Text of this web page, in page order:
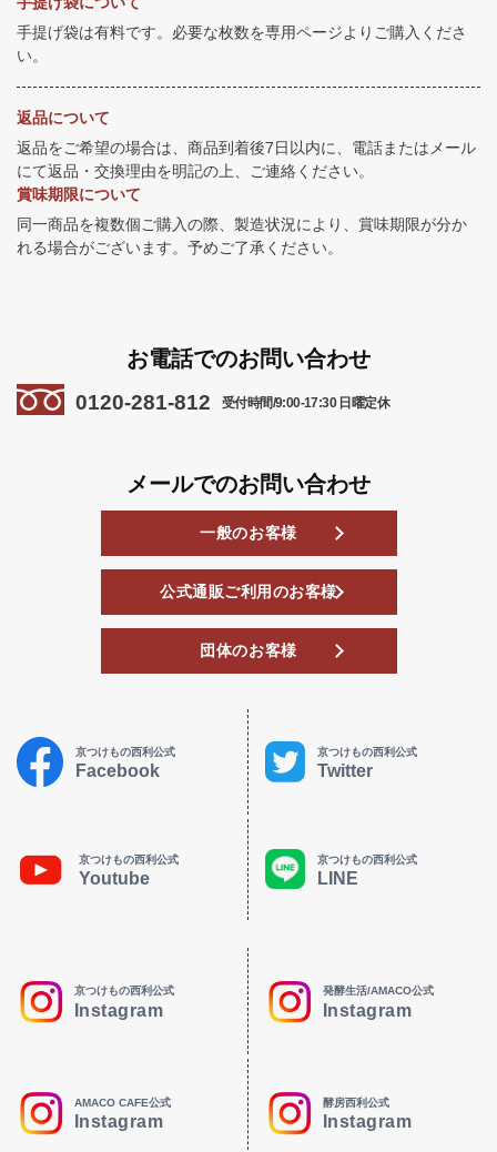
手提げ袋は有料です。必要な枚数を専用ページよりご購入くださ
い。
返品について
返品をご希望の場合は、商品到着後7日以内に、電話またはメール
にて返品・交換理由を明記の上、ご連絡ください。
賞味期限について
同一商品を複数個ご購入の際、製造状況により、賞味期限が分か
れる場合がございます。予めご了承ください。
お電話でのお問い合わせ
0120-281-812 受付時間/9:00-17:30 日曜定休
メールでのお問い合わせ
一般のお客様
公式通販ご利用のお客様
団体のお客様
京つけもの西利公式
Facebook
京つけもの西利公式
Twitter
京つけもの西利公式
Youtube
京つけもの西利公式
LINE
京つけもの西利公式
Instagram
発酵生活/AMACO公式
Instagram
AMACO CAFE公式
Instagram
酵房西利公式
Instagram